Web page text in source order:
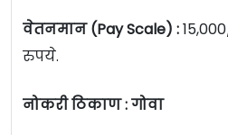
वेतनमान (Pay Scale) :
रुपये.
नोकरी ठिकाण : गोवा